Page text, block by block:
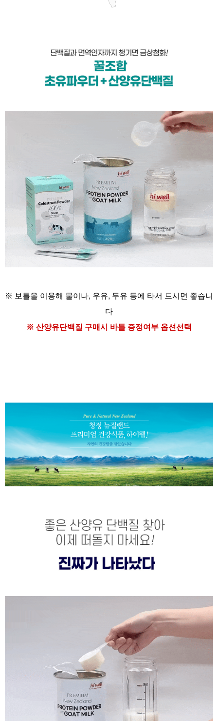
※ 보틀을 이용해 물이나, 우유, 두유 등에 타서 드시면 좋습니
다
※ 산양유단백질 구매시 바틀 증정여부 옵션선택